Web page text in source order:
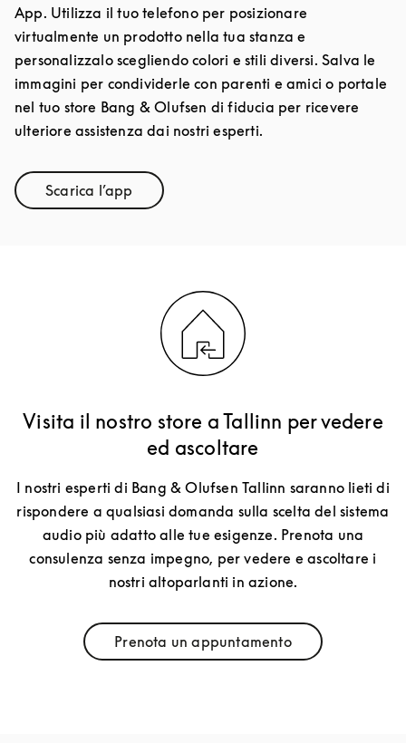
App. Utilizza il tuo telefono per posizionare
virtualmente un prodotto nella tua stanza e
personalizzalo scegliendo colori e stili diversi. Salva le
immagini per condividerle con parenti e amici o portale
nel tuo store Bang & Olufsen di fiducia per ricevere
ulteriore assistenza dai nostri esperti.
Scarica l’appLink Opens in New Tab
Visita il nostro store a Tallinn per vedere
ed ascoltare
I nostri esperti di Bang & Olufsen Tallinn saranno lieti di
rispondere a qualsiasi domanda sulla scelta del sistema
audio più adatto alle tue esigenze. Prenota una
consulenza senza impegno, per vedere e ascoltare i
nostri altoparlanti in azione.
Prenota un appuntamento
Link Opens in New Tab